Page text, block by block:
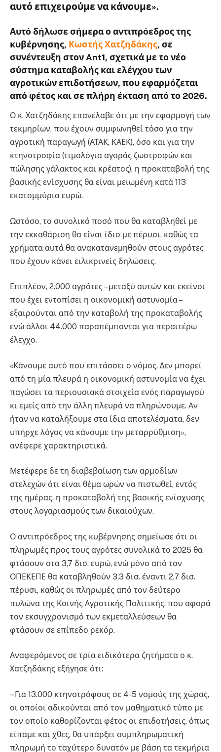
αυτό επιχειρούμε να κάνουμε».
Αυτό δήλωσε σήμερα ο αντιπρόεδρος της
κυβέρνησης, Κωστής Χατζηδάκης, σε
συνέντευξη στον Ant1, σχετικά με το νέο
σύστημα καταβολής και ελέγχου των
αγροτικών επιδοτήσεων, που εφαρμόζεται
από φέτος και σε πλήρη έκταση από το 2026.
Ο κ. Χατζηδάκης επανέλαβε ότι με την εφαρμογή των
τεκμηρίων, που έχουν συμφωνηθεί τόσο για την
αγροτική παραγωγή (ΑΤΑΚ, ΚΑΕΚ), όσο και για την
κτηνοτροφία (τιμολόγια αγοράς ζωοτροφών και
πώλησης γάλακτος και κρέατος), η προκαταβολή της
βασικής ενίσχυσης θα είναι μειωμένη κατά 113
εκατομμύρια ευρώ.
Ωστόσο, το συνολικό ποσό που θα καταβληθεί με
την εκκαθάριση θα είναι ίδιο με πέρυσι, καθώς τα
χρήματα αυτά θα ανακατανεμηθούν στους αγρότες
που έχουν κάνει ειλικρινείς δηλώσεις.
Επιπλέον, 2.000 αγρότες – μεταξύ αυτών και εκείνοι
που έχει εντοπίσει η οικονομική αστυνομία –
εξαιρούνται από την καταβολή της προκαταβολής
ενώ άλλοι 44.000 παραπέμπονται για περαιτέρω
έλεγχο.
«Κάνουμε αυτό που επιτάσσει ο νόμος. Δεν μπορεί
από τη μία πλευρά η οικονομική αστυνομία να έχει
παγώσει τα περιουσιακά στοιχεία ενός παραγωγού
κι εμείς από την άλλη πλευρά να πληρώνουμε. Αν
ήταν να καταλήξουμε στα ίδια αποτελέσματα, δεν
υπήρχε λόγος να κάνουμε την μεταρρύθμιση»,
ανέφερε χαρακτηριστικά.
Μετέφερε δε τη διαβεβαίωση των αρμοδίων
στελεχών ότι είναι θέμα ωρών να πιστωθεί, εντός
της ημέρας, η προκαταβολή της βασικής ενίσχυσης
στους λογαριασμούς των δικαιούχων.
Ο αντιπρόεδρος της κυβέρνησης σημείωσε ότι οι
πληρωμές προς τους αγρότες συνολικά το 2025 θα
φτάσουν στα 3,7 δισ. ευρώ, ενώ μόνο από τον
ΟΠΕΚΕΠΕ θα καταβληθούν 3,3 δισ. έναντι 2,7 δισ.
πέρυσι, καθώς οι πληρωμές από τον δεύτερο
πυλώνα της Κοινής Αγροτικής Πολιτικής, που αφορά
τον εκσυγχρονισμό των εκμεταλλεύσεων θα
φτάσουν σε επίπεδο ρεκόρ.
Αναφερόμενος σε τρία ειδικότερα ζητήματα ο κ.
Χατζηδάκης εξήγησε ότι:
– Για 13.000 κτηνοτρόφους σε 4-5 νομούς της χώρας,
οι οποίοι αδικούνται από τον μαθηματικό τύπο με
τον οποίο καθορίζονται φέτος οι επιδοτήσεις, όπως
είπαμε και χθες, θα υπάρξει συμπληρωματική
πληρωμή το ταχύτερο δυνατόν με βάση τα τεκμήρια